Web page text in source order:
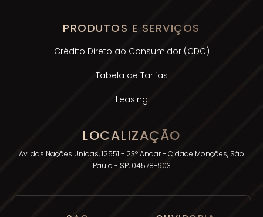
PRODUTOS E SERVIÇOS
Crédito Direto ao Consumidor (CDC)
Tabela de Tarifas
Leasing
LOCALIZAÇÃO
Av. das Nações Unidas, 12551 - 23º Andar - Cidade Monções, São
Paulo - SP, 04578-903